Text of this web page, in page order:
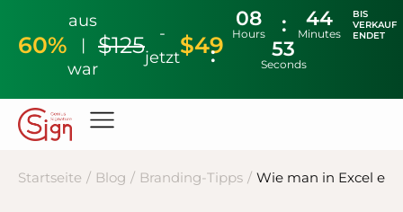
60%
aus
|
war
$125
-
jetzt$49
08
Hours
44
Minutes
52
Seconds
BIS
VERKAUF
ENDET
Startseite / Blog / Branding-Tipps / Wie man in Excel